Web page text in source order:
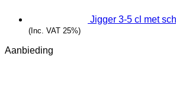
Jigger 3-5 cl met
(Inc. VAT 25%)
Aanbieding